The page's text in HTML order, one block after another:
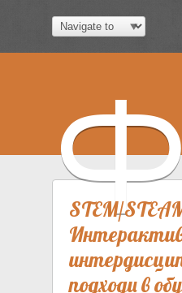
STEM/
подходи в